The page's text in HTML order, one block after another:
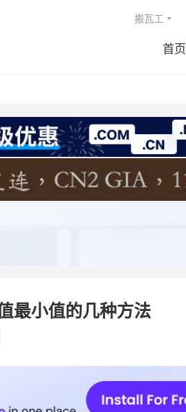
首页
搬瓦工
最小值的几种方法